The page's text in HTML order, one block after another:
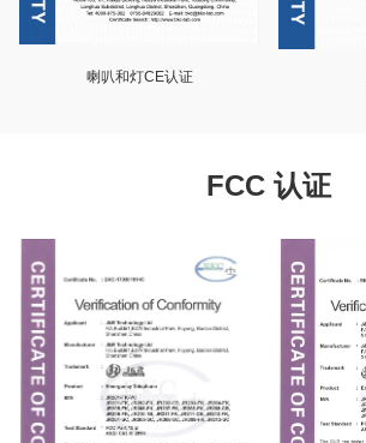
喇叭和灯CE认证
FCC 认证